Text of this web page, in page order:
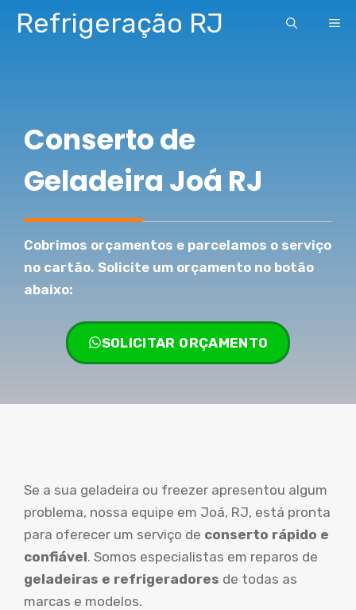
Pular
paraRefrigeração RJ
Conserto de
Geladeira Joá RJ
Cobrimos orçamentos e parcelamos o serviço
no cartão. Solicite um orçamento no botão
abaixo:
SOLICITAR ORÇAMENTO
Se a sua geladeira ou freezer apresentou algum
problema, nossa equipe em Joá, RJ, está pronta
para oferecer um serviço de conserto rápido e
confiável. Somos especialistas em reparos de
geladeiras e refrigeradores de todas as
marcas e modelos.